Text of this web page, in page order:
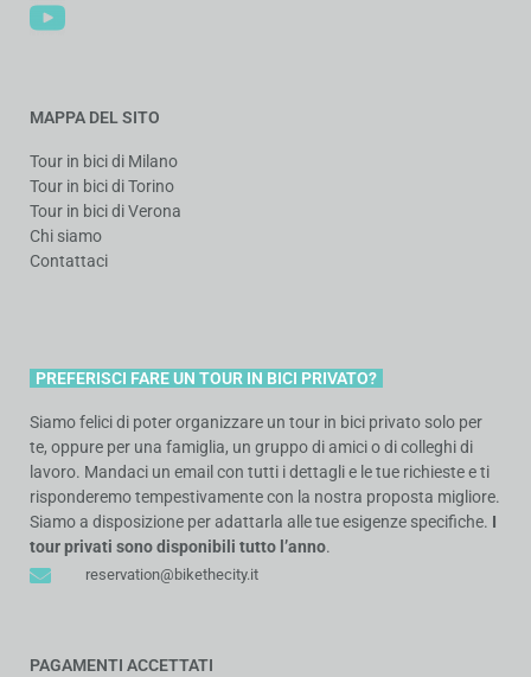
Tour in bici di Milano
Tour in bici di Torino
Tour in bici di Verona
Chi siamo
Contattaci
PREFERISCI FARE UN TOUR IN BICI PRIVATO?
Siamo felici di poter organizzare un tour in bici privato solo per
te, oppure per una famiglia, un gruppo di amici o di colleghi di
lavoro. Mandaci un email con tutti i dettagli e le tue richieste e ti
risponderemo tempestivamente con la nostra proposta migliore.
Siamo a disposizione per adattarla alle tue esigenze specifiche.
tour privati sono disponibili
tutto l’anno